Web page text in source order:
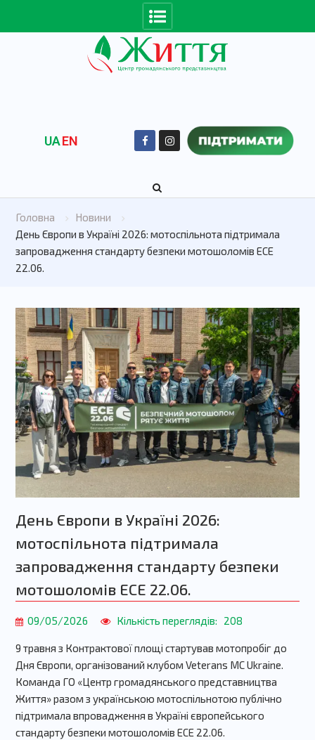
UAEN
Головна
Новини
День Європи в Україні 2026: мотоспільнота підтримала
запровадження стандарту безпеки мотошоломів ECE
22.06.
День Європи в Україні 2026:
мотоспільнота підтримала
запровадження стандарту безпеки
мотошоломів ECE 22.06.
09/05/2026 Кількість переглядів: 208
9 травня з Контрактової площі стартував мотопробіг до
Дня Європи, організований клубом Veterans MC Ukraine.
Команда ГО «Центр громадянського представництва
Життя» разом з українською мотоспільнотою публічно
підтримала впровадження в Україні європейського
стандарту безпеки мотошоломів ECE 22.06.